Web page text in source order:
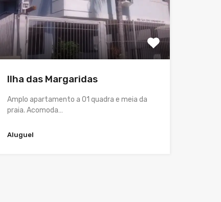
Ilha das Margaridas
Amplo apartamento a 01 quadra e meia da
praia. Acomoda…
Aluguel